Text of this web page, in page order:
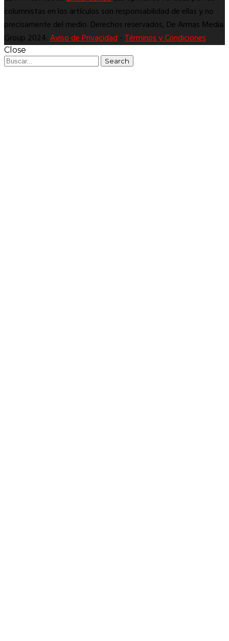
columnistas en los artículos son responsabilidad de ellas y no
precisamente del medio. Derechos reservados, De Armas Media
Group 2024.Aviso de Privacidad-Términos y Condiciones
Close